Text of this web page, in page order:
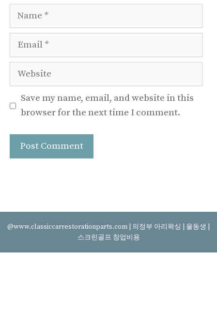
Name
Email
Website
Save my name, email, and website in this
browser for the next time I comment.
@www.classiccarrestorationparts.com | 의정부 아리왁싱 울동생
스크린골프 창업비용